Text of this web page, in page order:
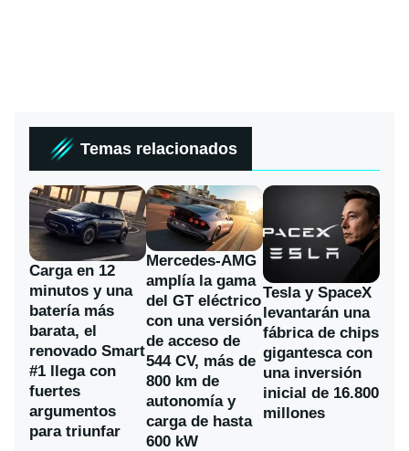
Temas relacionados
Carga en 12
minutos y una
batería más
barata, el
renovado Smart
#1 llega con
fuertes
argumentos
para triunfar
Mercedes-AMG
amplía la gama
del GT eléctrico
con una versión
de acceso de
544 CV, más de
800 km de
autonomía y
carga de hasta
600 kW
Tesla y SpaceX
levantarán una
fábrica de chips
gigantesca con
una inversión
inicial de 16.800
millones